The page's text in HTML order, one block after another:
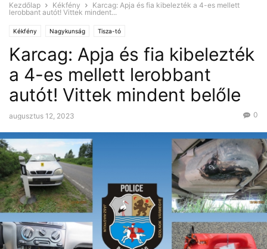
Kezdőlap Kékfény
Karcag: Apja és fia kibelezték a 4-es mellett
lerobbant autót! Vittek mindent...
Kékfény Nagykunság Tisza-tó
Karcag: Apja és fia kibelezték
a 4-es mellett lerobbant
autót! Vittek mindent belőle
augusztus 12, 2023 0